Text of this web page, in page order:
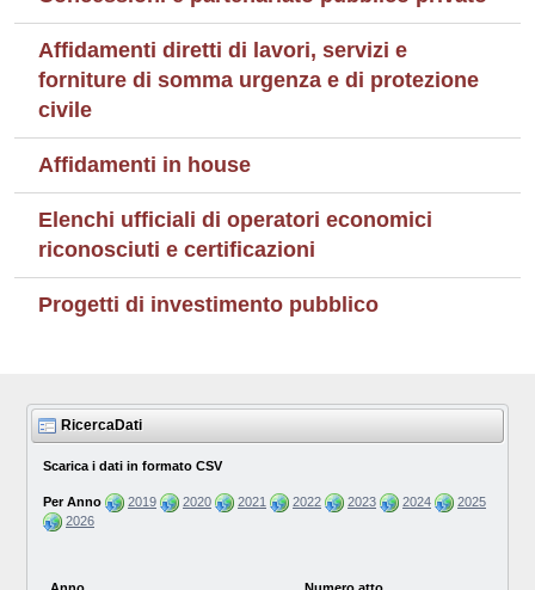
Affidamenti diretti di lavori, servizi e
forniture di somma urgenza e di protezione
civile
Affidamenti in house
Elenchi ufficiali di operatori economici
riconosciuti e certificazioni
Progetti di investimento pubblico